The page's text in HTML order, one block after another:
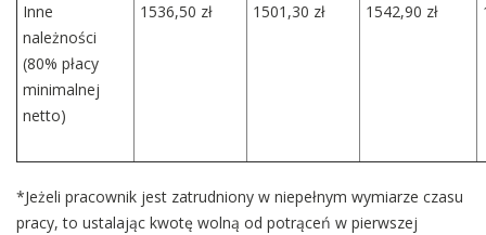
Inne
należności
(80% płacy
minimalnej
netto)
1536,50 zł 1501,30 zł 1542,90 zł
*Jeżeli pracownik jest zatrudniony w niepełnym wymiarze czasu
pracy, to ustalając kwotę wolną od potrąceń w pierwszej